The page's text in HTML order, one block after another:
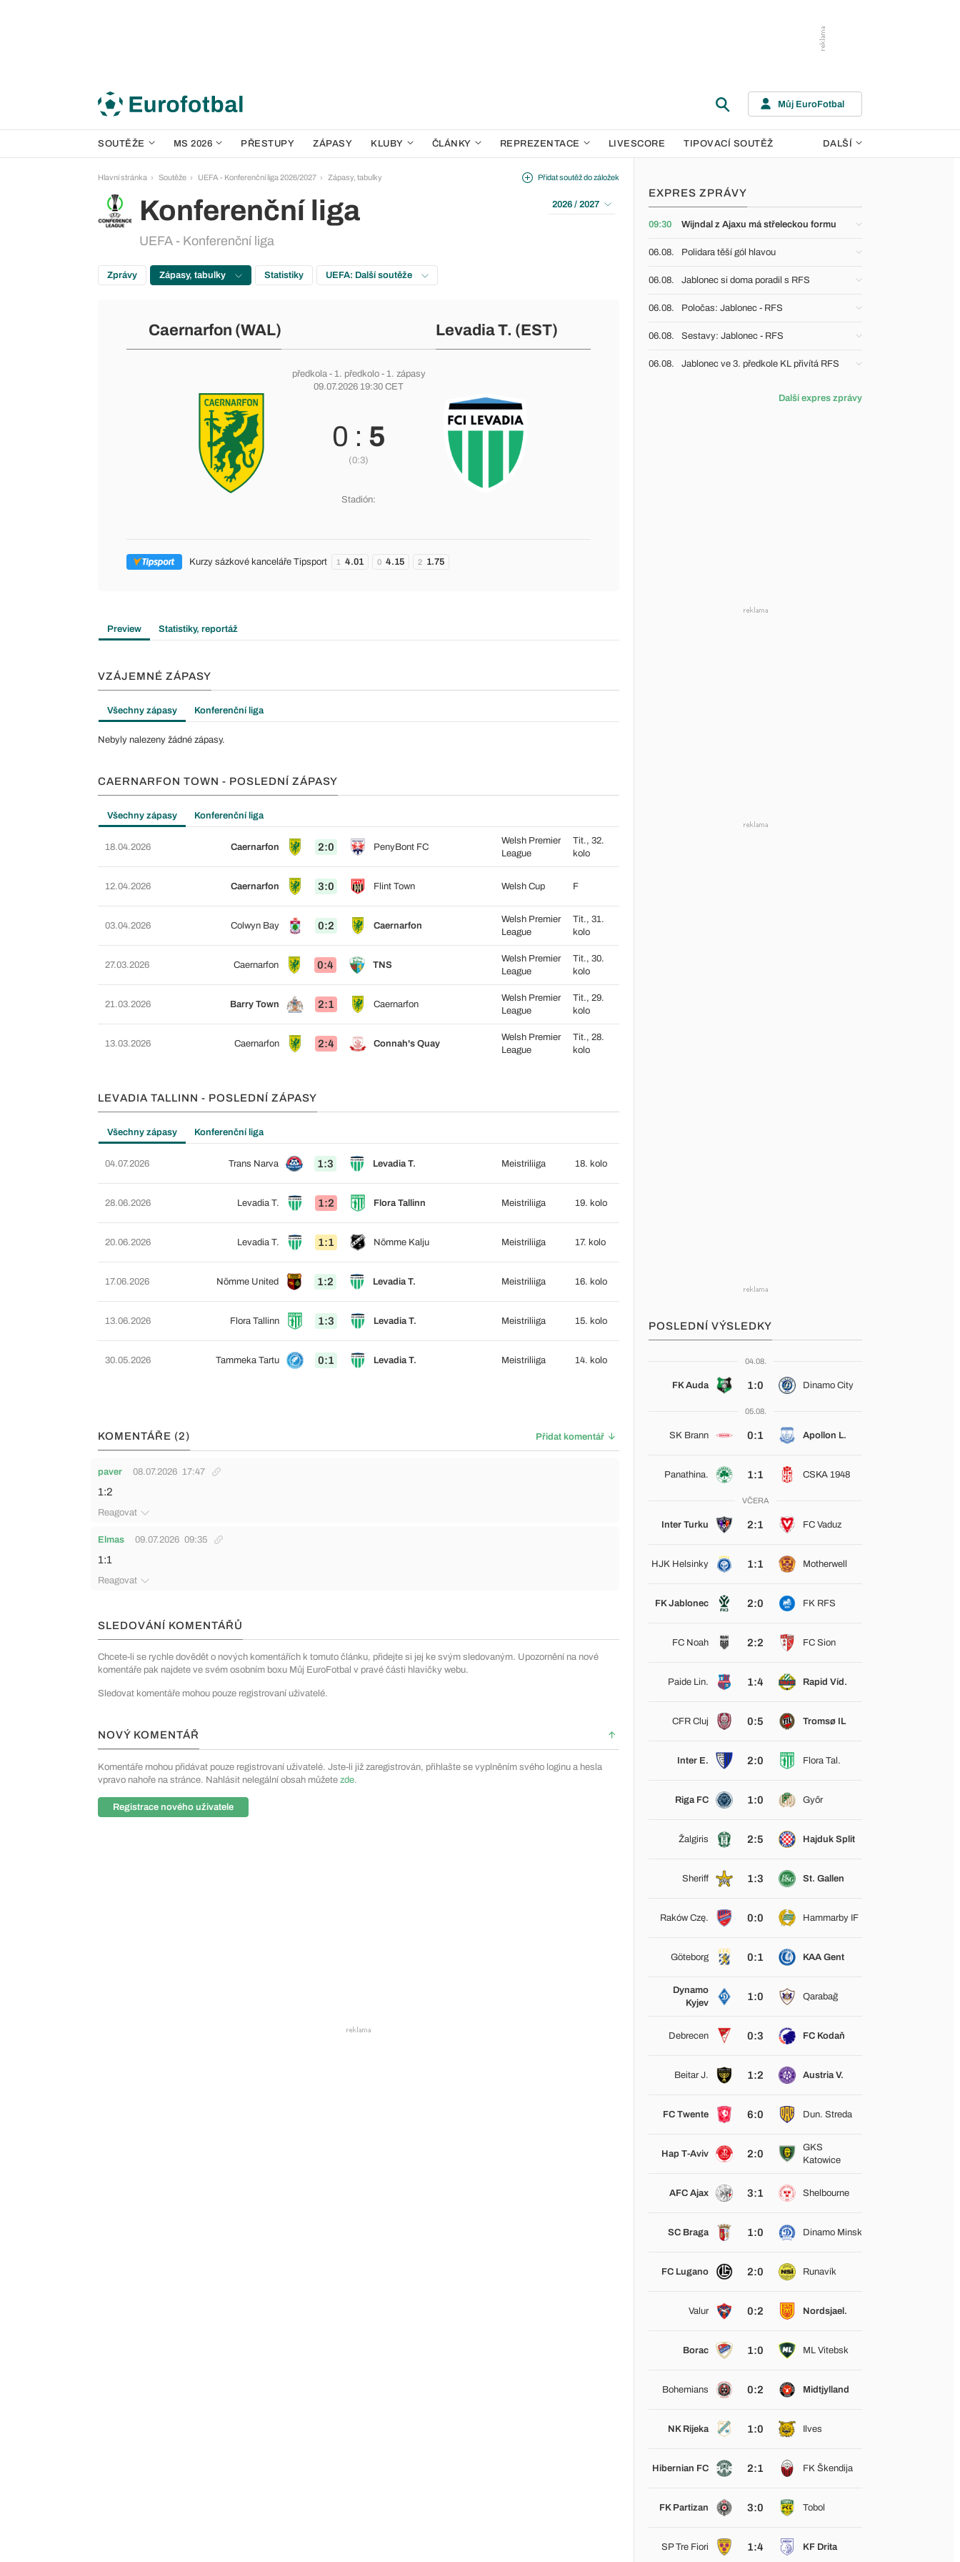
Můj EuroFotbal
SOUTĚŽE MS 2026 PŘESTUPY ZÁPASY KLUBY ČLÁNKY REPREZENTACE LIVESCORE TIPOVACÍ SOUTĚŽ DALŠÍ
Hlavní stránka Soutěže UEFA - Konferenční liga 2026/2027 Zápasy, tabulky
Konferenční liga
UEFA - Konferenční liga
Přidat soutěž do záložek
2026 / 2027
Zprávy Zápasy, tabulky Statistiky UEFA: Další soutěže
Caernarfon (WAL) Levadia T. (EST)
předkola- 1. předkolo- 1. zápasy
09.07.2026 19:30 CET
0 : 5
(0:3)
Stadión:
Kurzy sázkové kanceláře Tipsport 1 4.01 0 4.15 2 1.75
Preview Statistiky, reportáž
VZÁJEMNÉ ZÁPASY
Všechny zápasy Konferenční liga
Nebyly nalezeny žádné zápasy.
CAERNARFON TOWN - POSLEDNÍ ZÁPASY
Všechny zápasy Konferenční liga
18.04.2026 Caernarfon 2:0 PenyBont FC
Welsh Premier
League
Tit., 32.
kolo
12.04.2026 Caernarfon 3:0 Flint Town Welsh Cup F
03.04.2026 Colwyn Bay 0:2 Caernarfon
Welsh Premier
League
Tit., 31.
kolo
27.03.2026 Caernarfon 0:4 TNS
Welsh Premier
League
Tit., 30.
kolo
21.03.2026 Barry Town 2:1 Caernarfon
Welsh Premier
League
Tit., 29.
kolo
13.03.2026 Caernarfon 2:4 Connah's Quay
Welsh Premier
League
Tit., 28.
kolo
LEVADIA TALLINN - POSLEDNÍ ZÁPASY
Všechny zápasy Konferenční liga
04.07.2026 Trans Narva 1:3 Levadia T. Meistriliiga 18. kolo
28.06.2026 Levadia T. 1:2 Flora Tallinn Meistriliiga 19. kolo
20.06.2026 Levadia T. 1:1 Nõmme Kalju Meistriliiga 17. kolo
17.06.2026 Nõmme United 1:2 Levadia T. Meistriliiga 16. kolo
13.06.2026 Flora Tallinn 1:3 Levadia T. Meistriliiga 15. kolo
30.05.2026 Tammeka Tartu 0:1 Levadia T. Meistriliiga 14. kolo
KOMENTÁŘE (2) Přidat komentář
paver 08.07.2026 17:47
1:2
Reagovat
Elmas 09.07.2026 09:35
1:1
Reagovat
SLEDOVÁNÍ KOMENTÁŘŮ
Chcete-li se rychle dovědět o nových komentářích k tomuto článku, přidejte si jej ke svým sledovaným. Upozornění na nové
komentáře pak najdete ve svém osobním boxu Můj EuroFotbal v pravé části hlavičky webu.
Sledovat komentáře mohou pouze registrovaní uživatelé.
NOVÝ KOMENTÁŘ
Komentáře mohou přidávat pouze registrovaní uživatelé. Jste-li již zaregistrován, přihlašte se vyplněním svého loginu a hesla
vpravo nahoře na stránce. Nahlásit nelegální obsah můžete zde.
Registrace nového uživatele
EXPRES ZPRÁVY
09:30 Wijndal z Ajaxu má střeleckou formu
06.08. Polidara těší gól hlavou
06.08. Jablonec si doma poradil s RFS
06.08. Poločas: Jablonec - RFS
06.08. Sestavy: Jablonec - RFS
06.08. Jablonec ve 3. předkole KL přivítá RFS
Další expres zprávy
POSLEDNÍ VÝSLEDKY
04.08.
FK Auda 1:0 Dinamo City
05.08.
SK Brann 0:1 Apollon L.
Panathina. 1:1 CSKA 1948
VČERA
Inter Turku 2:1 FC Vaduz
HJK Helsinky 1:1 Motherwell
FK Jablonec 2:0 FK RFS
FC Noah 2:2 FC Sion
Paide Lin. 1:4 Rapid Víd.
CFR Cluj 0:5 Tromsø IL
Inter E. 2:0 Flora Tal.
Riga FC 1:0 Győr
Žalgiris 2:5 Hajduk Split
Sheriff 1:3 St. Gallen
Raków Czę. 0:0 Hammarby IF
Göteborg 0:1 KAA Gent
Dynamo
Kyjev
1:0 Qarabağ
Debrecen 0:3 FC Kodaň
Beitar J. 1:2 Austria V.
FC Twente 6:0 Dun. Streda
Hap T-Aviv 2:0
GKS
Katowice
AFC Ajax 3:1 Shelbourne
SC Braga 1:0 Dinamo Minsk
FC Lugano 2:0 Runavík
Valur 0:2 Nordsjael.
Borac 1:0 ML Vitebsk
Bohemians 0:2 Midtjylland
NK Rijeka 1:0 Ilves
Hibernian FC 2:1 FK Škendija
FK Partizan 3:0 Tobol
SP Tre Fiori 1:4 KF Drita